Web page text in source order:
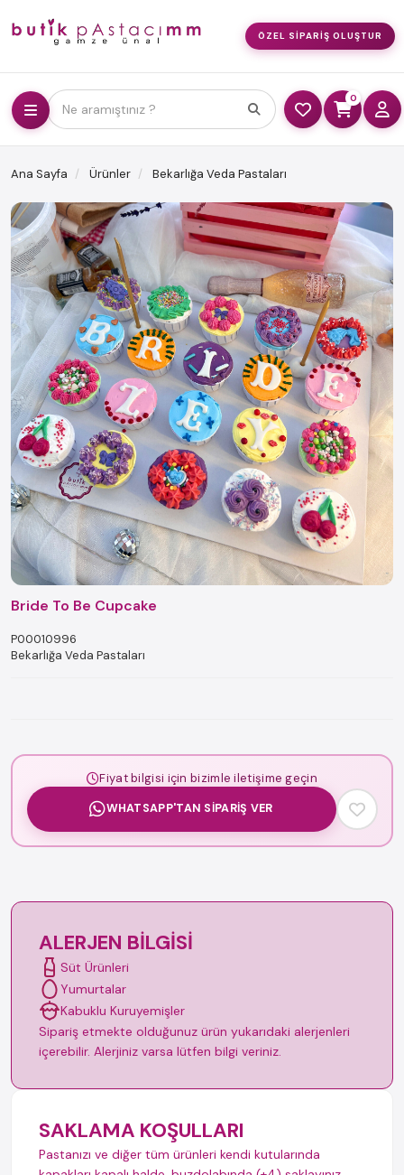
ÖZEL SIPARIŞ OLUŞTUR
Ne aramıştınız ?
0
Ana Sayfa Ürünler Bekarlığa Veda Pastaları
Bride To Be Cupcake
P00010996
Bekarlığa Veda Pastaları
Fiyat bilgisi için bizimle iletişime geçin
WHATSAPP'TAN SIPARIŞ VER
ALERJEN BILGISI
Süt Ürünleri
Yumurtalar
Kabuklu Kuruyemişler
Sipariş etmekte olduğunuz ürün yukarıdaki alerjenleri
içerebilir. Alerjiniz varsa lütfen bilgi veriniz.
SAKLAMA KOŞULLARI
Pastanızı ve diğer tüm ürünleri kendi kutularında